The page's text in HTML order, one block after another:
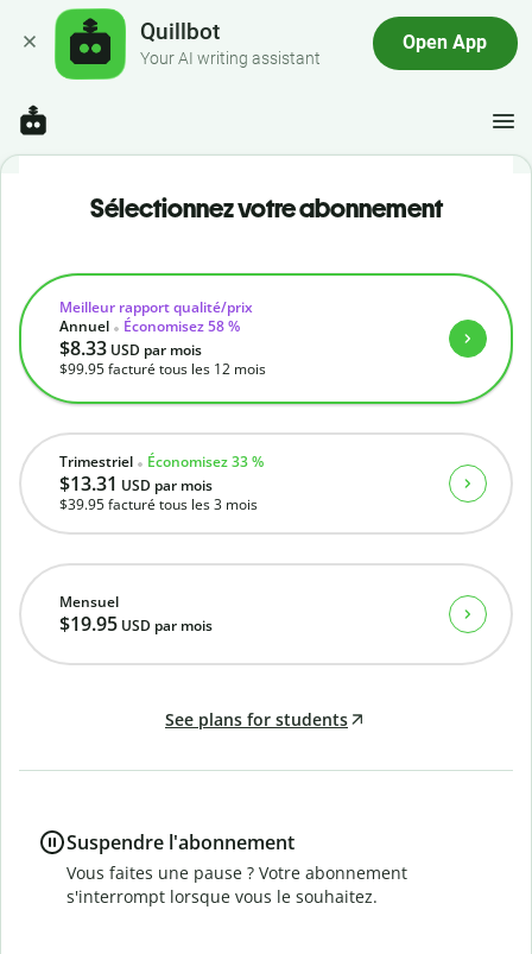
Quillbot
Your AI writing assistant
Open App
Sélectionnez votre abonnement
Mensuel
$19.95 USD par mois
Trimestriel Économisez 33 %
$13.31 USD par mois
$39.95facturé tous les 3 mois
Meilleur rapport qualité/prix
Annuel
Économisez 58 %
$8.33 USD par mois
$99.95facturé tous les 12 mois
See plans for students
Suspendre l'abonnement
Vous faites une pause ? Votre abonnement
s'interrompt lorsque vous le souhaitez.